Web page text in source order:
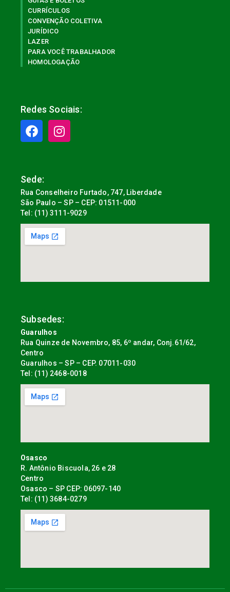
CURRÍCULOS
CONVENÇÃO COLETIVA
JURÍDICO
LAZER
PARA VOCÊ TRABALHADOR
HOMOLOGAÇÃO
Redes Sociais:
Sede:
Rua Conselheiro Furtado, 747, Liberdade
São Paulo – SP – CEP: 01511-000
Tel: (11) 3111-9029
Subsedes:
Guarulhos
Rua Quinze de Novembro, 85, 6º andar, Conj.61/62,
Centro
Guarulhos – SP – CEP. 07011-030
Tel: (11) 2468-0018
Osasco
R. Antônio Biscuola, 26 e 28
Centro
Osasco – SP CEP: 06097-140
Tel: (11) 3684-0279